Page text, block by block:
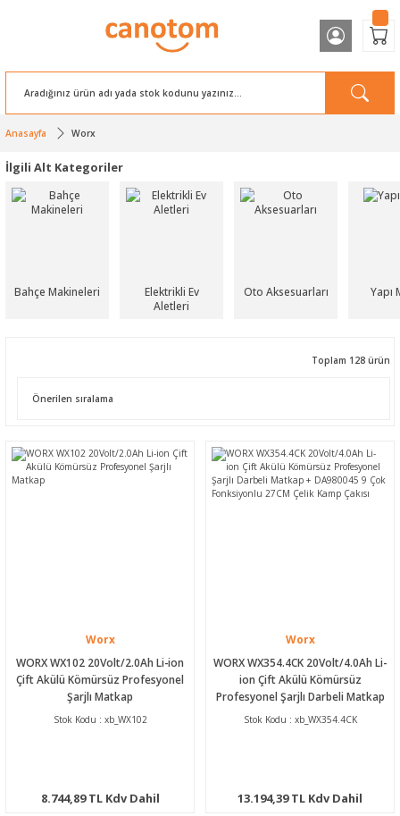
Anasayfa Worx
İlgili Alt Kategoriler
Bahçe Makineleri
Elektrikli Ev
Aletleri
Oto Aksesuarları Yapı
Toplam 128 ürün
Worx
WORX WX102 20Volt/2.0Ah Li-ion
Çift Akülü Kömürsüz Profesyonel
Şarjlı Matkap
Stok Kodu : xb_WX102
8.744,89 TL Kdv Dahil
Worx
WORX WX354.4CK 20Volt/4.0Ah Li-
ion Çift Akülü Kömürsüz
Profesyonel Şarjlı Darbeli Matkap
+ DA980045 9 Çok Fonksiyonlu
Stok Kodu : xb_WX354.4CK
13.194,39 TL Kdv Dahil